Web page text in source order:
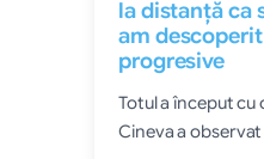
la distanță ca
am
progresive
Totul a început cu
Cineva a